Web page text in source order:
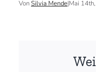
VonSilvia Mende|Mai